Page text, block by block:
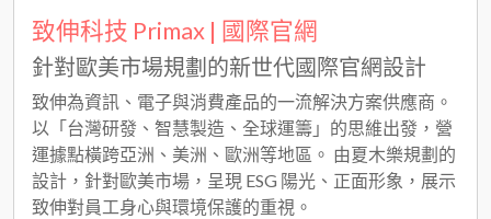
致伸科技 Primax | 國際官網
針對歐美市場規劃的新世代國際官網設計
致伸為資訊、電子與消費產品的一流解決方案供應商。
以「台灣研發、智慧製造、全球運籌」的思維出發，營
運據點橫跨亞洲、美洲、歐洲等地區。 由夏木樂規劃的
設計，針對歐美市場，呈現 ESG 陽光、正面形象，展示
致伸對員工身心與環境保護的重視。